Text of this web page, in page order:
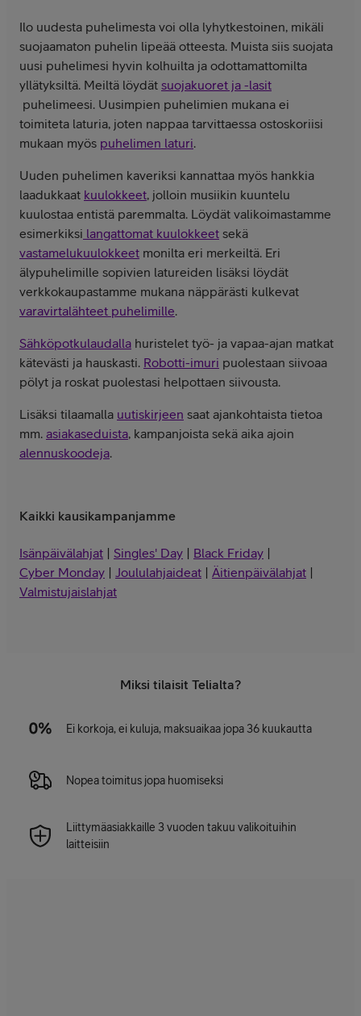
Ilo uudesta puhelimesta voi olla lyhytkestoinen, mikäli
suojaamaton puhelin lipeää otteesta. Muista siis suojata
uusi puhelimesi hyvin kolhuilta ja odottamattomilta
yllätyksiltä. Meiltä löydät suojakuoret ja -lasit
puhelimeesi. Uusimpien puhelimien mukana ei
toimiteta laturia, joten nappaa tarvittaessa ostoskoriisi
mukaan myös puhelimen laturi.
Uuden puhelimen kaveriksi kannattaa myös hankkia
laadukkaat kuulokkeet, jolloin musiikin kuuntelu
kuulostaa entistä paremmalta. Löydät valikoimastamme
esimerkiksi langattomat kuulokkeet sekä
vastamelukuulokkeet monilta eri merkeiltä. Eri
älypuhelimille sopivien latureiden lisäksi löydät
verkkokaupastamme mukana näppärästi kulkevat
varavirtalähteet puhelimille.
Sähköpotkulaudalla huristelet työ- ja vapaa-ajan matkat
kätevästi ja hauskasti. Robotti-imuri puolestaan siivoaa
pölyt ja roskat puolestasi helpottaen siivousta.
Lisäksi tilaamalla uutiskirjeen saat ajankohtaista tietoa
mm. asiakaseduista, kampanjoista sekä aika ajoin
alennuskoodeja.
Kaikki kausikampanjamme
Isänpäivälahjat | Singles' Day | Black Friday |
Cyber Monday | Joululahjaideat | Äitienpäivälahjat |
Valmistujaislahjat
Miksi tilaisit Telialta?
Ei korkoja, ei kuluja, maksuaikaa jopa 36 kuukautta
Nopea toimitus jopa huomiseksi
Liittymäasiakkaille 3 vuoden takuu valikoituihin
laitteisiin